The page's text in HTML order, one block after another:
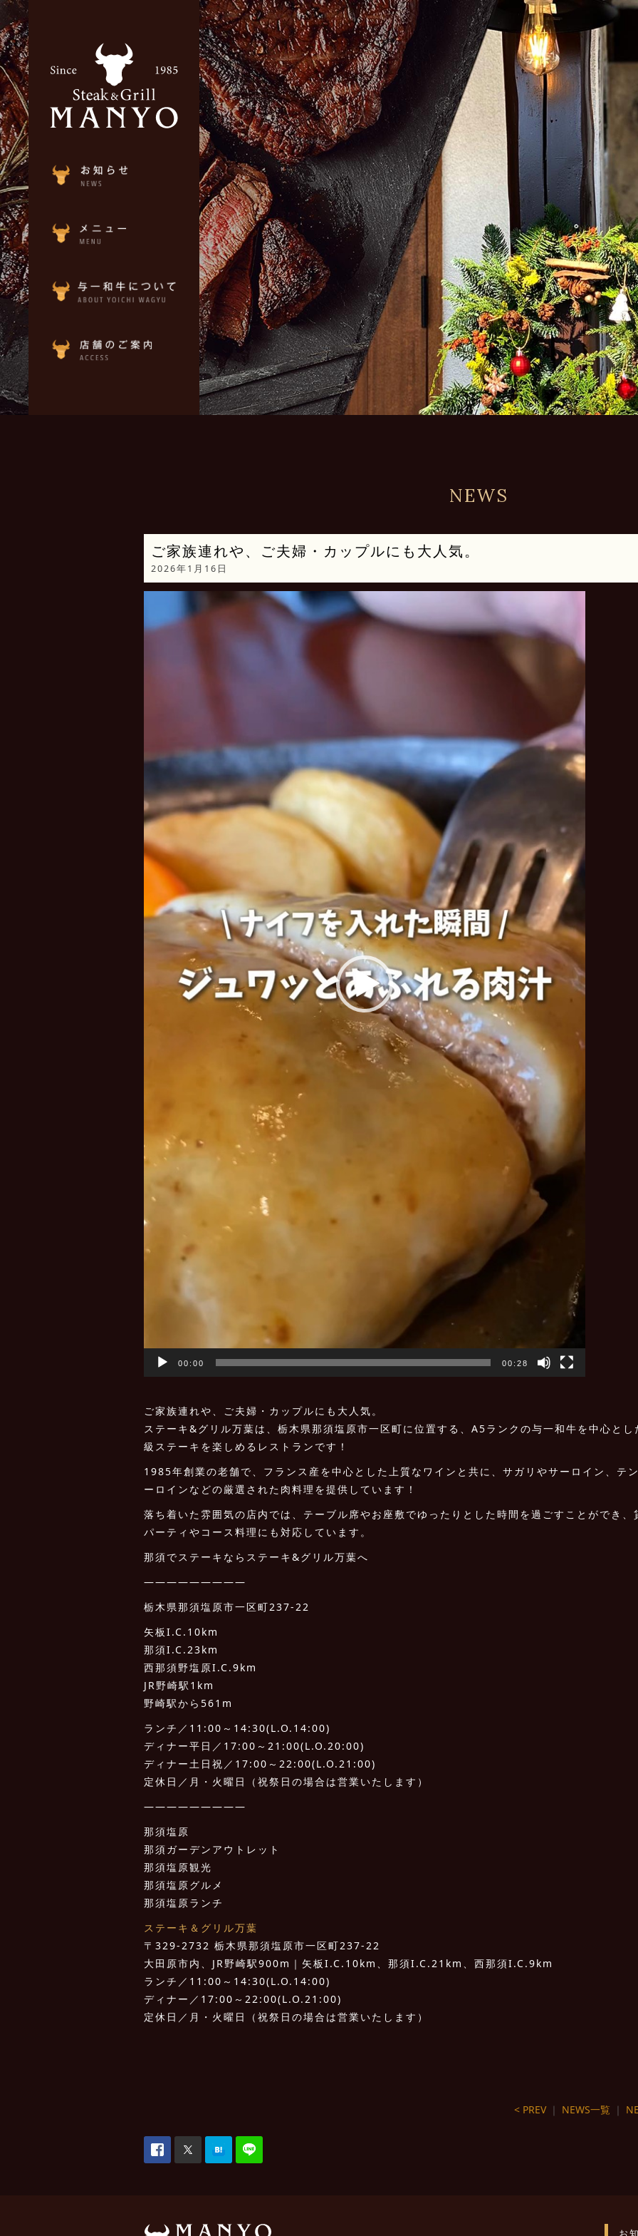
NEWS
ご家族連れや、ご夫婦・カップルにも大人気。
2026年1月16日
プ
00:00 00:28
ご家族連れや、ご夫婦・カップルにも大人気。
ステーキ&グリル万葉は、栃木県那須塩原市一区町に位置する、A5ランクの与一和牛を中心とし
級ステーキを楽しめるレストランです！
1985年創業の老舗で、フランス産を中心とした上質なワインと共に、サガリやサーロイン、テ
ーロインなどの厳選された肉料理を提供しています！
落ち着いた雰囲気の店内では、テーブル席やお座敷でゆったりとした時間を過ごすことができ、
パーティやコース料理にも対応しています。
那須でステーキならステーキ&グリル万葉へ
—————————
栃木県那須塩原市一区町237-22
矢板I.C.10km
那須I.C.23km
西那須野塩原I.C.9km
JR野崎駅1km
野崎駅から561m
ランチ／11:00～14:30(L.O.14:00)
ディナー平日／17:00～21:00(L.O.20:00)
ディナー土日祝／17:00～22:00(L.O.21:00)
定休日／月・火曜日（祝祭日の場合は営業いたします）
—————————
那須塩原
那須ガーデンアウトレット
那須塩原観光
那須塩原グルメ
那須塩原ランチ
ステーキ＆グリル万葉
〒329-2732 栃木県那須塩原市一区町237-22
大田原市内、JR野崎駅900m｜矢板I.C.10km、那須I.C.21km、西那須I.C.9km
ランチ／11:00～14:30(L.O.14:00)
ディナー／17:00～22:00(L.O.21:00)
定休日／月・火曜日（祝祭日の場合は営業いたします）
< PREV｜ NEWS一覧 ｜
お